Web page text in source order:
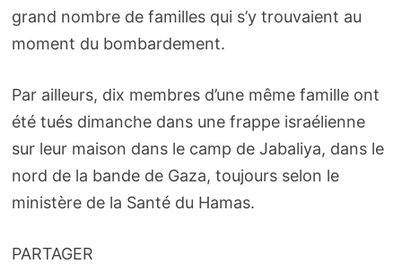
grand nombre de familles qui s’y trouvaient au
moment du bombardement.
Par ailleurs, dix membres d’une même famille ont
été tués dimanche dans une frappe israélienne
sur leur maison dans le camp de Jabaliya, dans le
nord de la bande de Gaza, toujours selon le
ministère de la Santé du Hamas.
PARTAGER